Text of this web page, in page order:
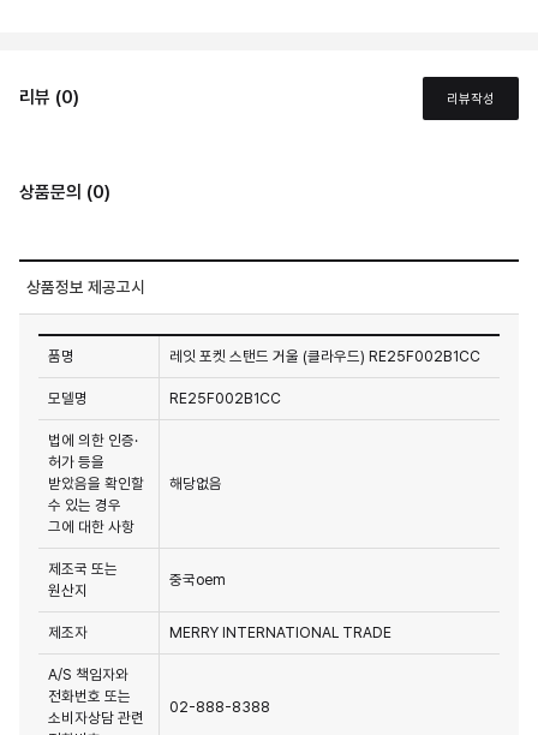
리뷰 (0) 리뷰작성
상품문의 (0)
상품정보 제공고시
품명 레잇 포켓 스탠드 거울 (클라우드) RE25F002B1CC
모델명 RE25F002B1CC
법에 의한 인증·
허가 등을
받았음을 확인할
수 있는 경우
그에 대한 사항
해당없음
제조국 또는
원산지
중국oem
제조자 MERRY INTERNATIONAL TRADE
A/S 책임자와
전화번호 또는
소비자상담 관련
02-888-8388